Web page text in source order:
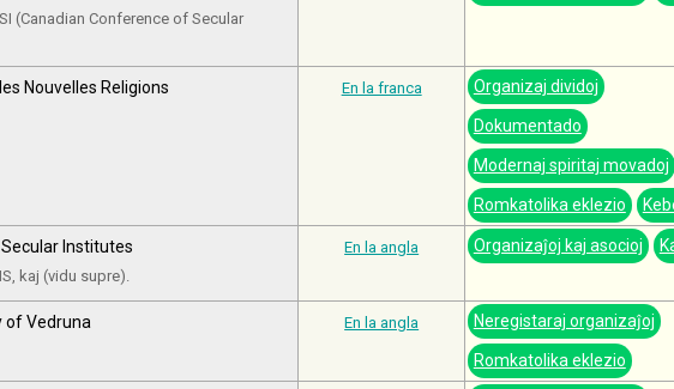
(Canadian Conference of Secular
Nouvelles Religions En la franca Organizaj dividoj
Dokumentado
Modernaj spiritaj movadoj
Romkatolika eklezio
Institutes
kaj (vidu supre).
En la angla Organizaĵoj kaj asocioj
of Vedruna En la angla Neregistaraj organizaĵoj
Romkatolika eklezio